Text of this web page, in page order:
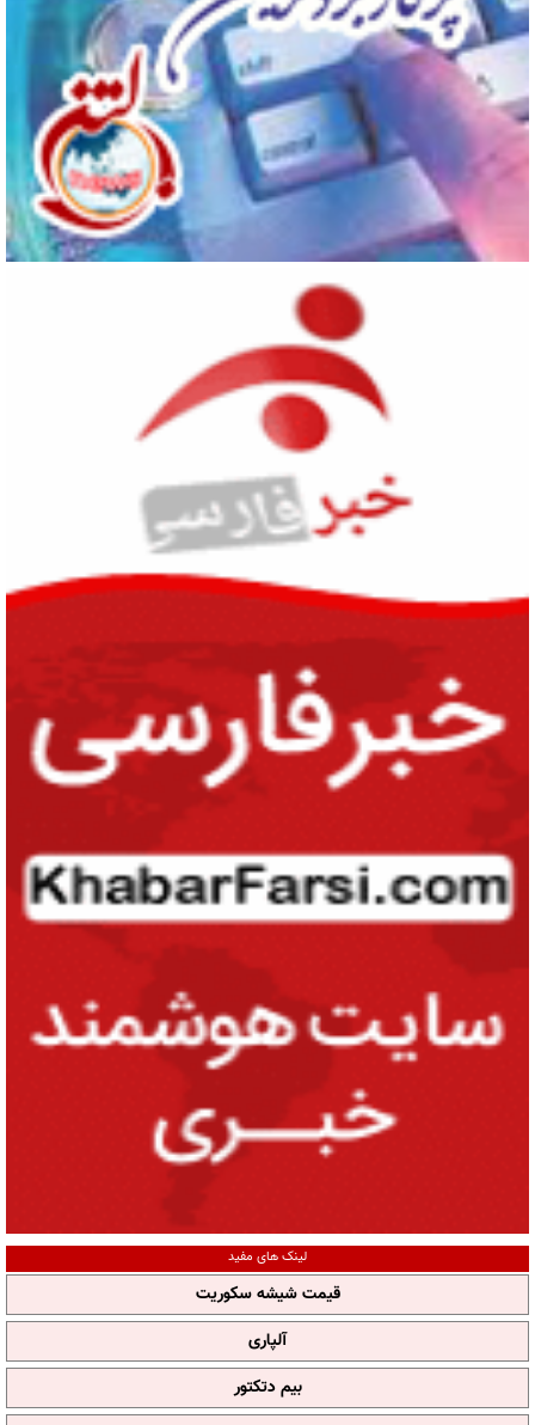
لینک های مفید
قیمت شیشه سکوریت
آلپاری
بیم دتکتور